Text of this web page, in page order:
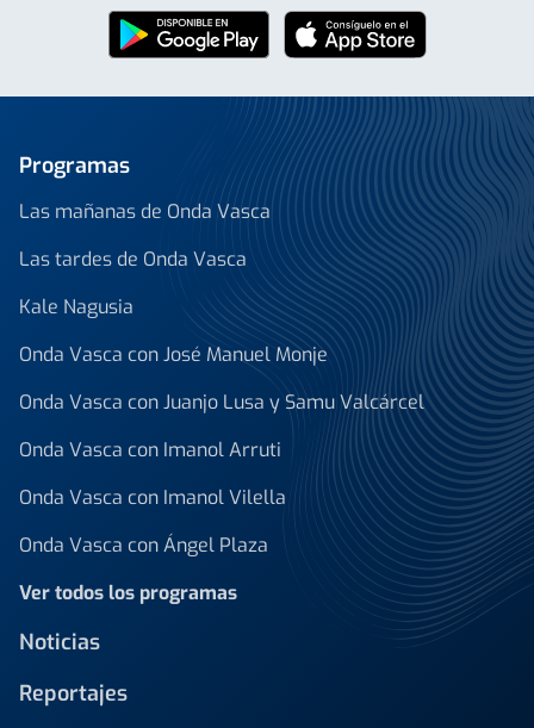
Programas
Las mañanas de Onda Vasca
Las tardes de Onda Vasca
Kale Nagusia
Onda Vasca con José Manuel Monje
Onda Vasca con Juanjo Lusa y Samu Valcárcel
Onda Vasca con Imanol Arruti
Onda Vasca con Imanol Vilella
Onda Vasca con Ángel Plaza
Ver todos los programas
Noticias
Reportajes